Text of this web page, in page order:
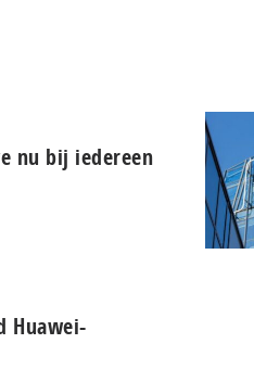
nu bij iedereen
Huawei-